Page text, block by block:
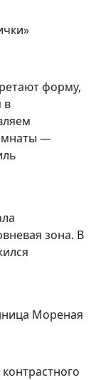
форму,
в
—
зона. В
Мореная